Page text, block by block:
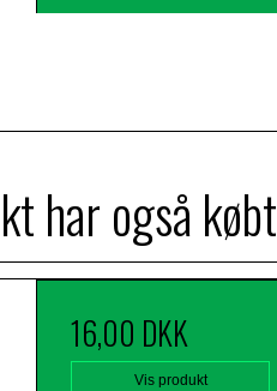
har også købt
16,00 DKK
Vis produkt